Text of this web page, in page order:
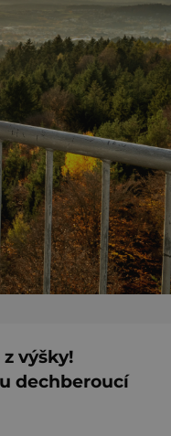
výšky!
dechberoucí